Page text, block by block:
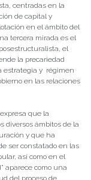
centradas en la
de capital y
en el ámbito del
tercera mirada es el
el
la precariedad
estrategia y régimen
en las relaciones
que la
diversos ámbitos de la
y que ha
ser constatado en las
así como en el
aparece como una